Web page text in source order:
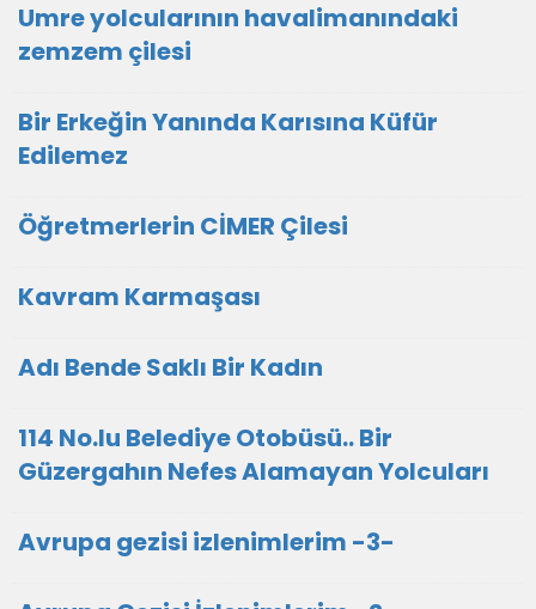
Umre yolcularının havalimanındaki
zemzem çilesi
Bir Erkeğin Yanında Karısına Küfür
Edilemez
Öğretmerlerin CİMER Çilesi
Kavram Karmaşası
Adı Bende Saklı Bir Kadın
114 No.lu Belediye Otobüsü.. Bir
Güzergahın Nefes Alamayan Yolcuları
Avrupa gezisi izlenimlerim -3-